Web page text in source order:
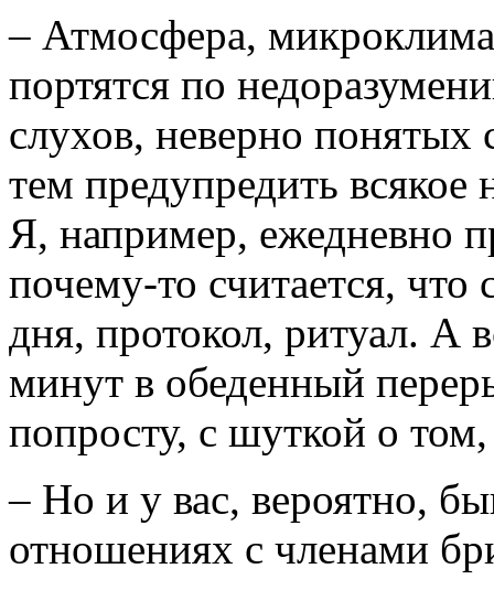
– Атмосфера,
портятся по
слухов, неверно
тем предупредить
Я, например, ежедневно
почему-то считается, что
дня, протокол, ритуал. А
минут в обеденный
попросту, с шуткой о том,
– Но и у вас, вероятно,
отношениях с членами